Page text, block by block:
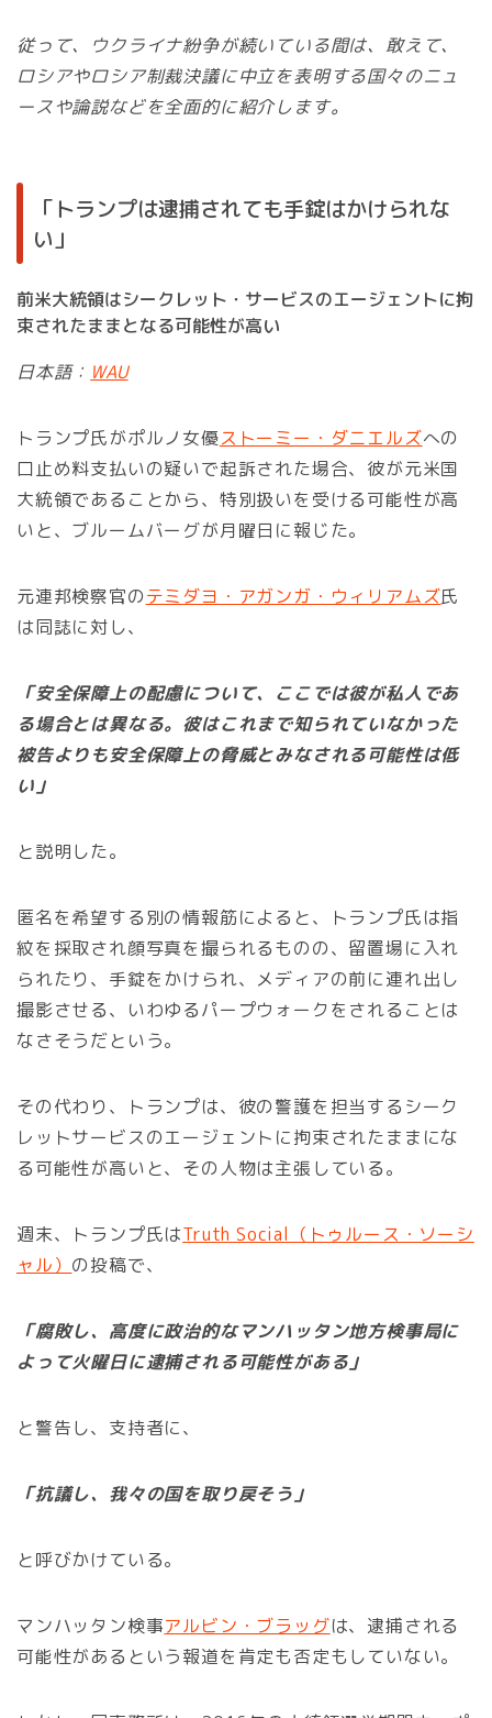
従って、ウクライナ紛争が続いている間は、敢えて、
ロシアやロシア制裁決議に中立を表明する国々のニュ
ースや論説などを全面的に紹介します。
「トランプは逮捕されても手錠はかけられな
い」
前米大統領はシークレット・サービスのエージェントに拘
束されたままとなる可能性が高い
日本語： WAU
トランプ氏がポルノ女優ストーミー・ダニエルズへの
口止め料支払いの疑いで起訴された場合、彼が元米国
大統領であることから、特別扱いを受ける可能性が高
いと、ブルームバーグが月曜日に報じた。
元連邦検察官のテミダヨ・アガンガ・ウィリアムズ氏
は同誌に対し、
「安全保障上の配慮について、ここでは彼が私人であ
る場合とは異なる。彼はこれまで知られていなかった
被告よりも安全保障上の脅威とみなされる可能性は低
い」
と説明した。
匿名を希望する別の情報筋によると、トランプ氏は指
紋を採取され顔写真を撮られるものの、留置場に入れ
られたり、手錠をかけられ、メディアの前に連れ出し
撮影させる、いわゆるパープウォークをされることは
なさそうだという。
その代わり、トランプは、彼の警護を担当するシーク
レットサービスのエージェントに拘束されたままにな
る可能性が高いと、その人物は主張している。
週末、トランプ氏はTruth Social（トゥルース・ソーシ
ャル） の投稿で、
「腐敗し、高度に政治的なマンハッタン地方検事局に
よって火曜日に逮捕される可能性がある」
と警告し、支持者に、
「抗議し、我々の国を取り戻そう」
と呼びかけている。
マンハッタン検事アルビン・ブラッグは、逮捕される
可能性があるという報道を肯定も否定もしていない。